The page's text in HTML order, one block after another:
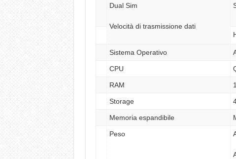
Dual Sim
Velocità di trasmissione dati
Sistema Operativo
CPU
RAM
Storage
Memoria espandibile
Peso